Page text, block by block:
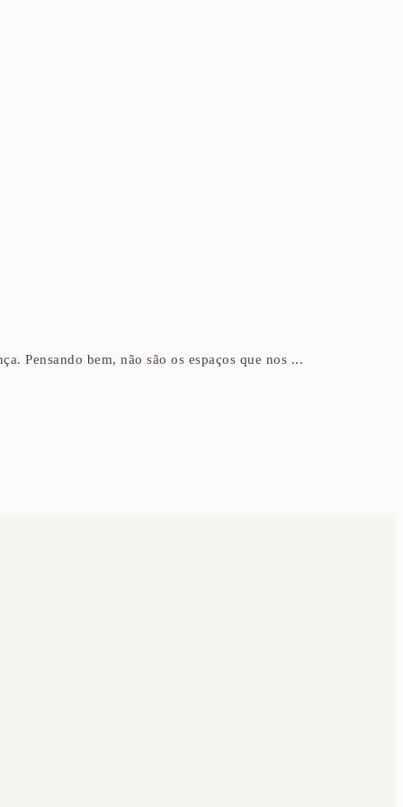
Pensando bem, não são os espaços que nos ...